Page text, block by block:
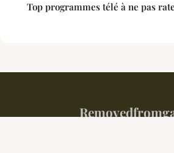
Top programmes télé à ne pas